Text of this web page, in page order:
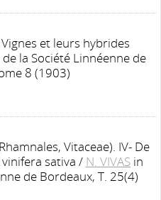
et leurs hybrides
de la Société Linnéenne de
8 (1903)
Vitaceae). IV- De
sativa / N. VIVAS in
de Bordeaux, T. 25(4)